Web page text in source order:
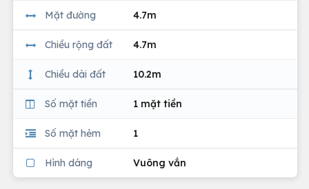
Mặt đường 4.7m
Chiều rộng đất 4.7m
Chiều dài đất 10.2m
Số mặt tiền 1 mặt tiền
Số mặt hẻm 1
Hình dáng Vuông vắn